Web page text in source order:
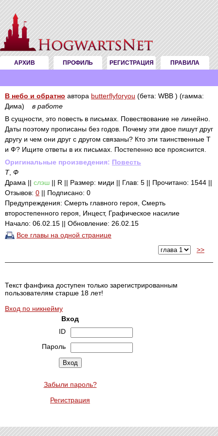
АРХИВ ПРОФИЛЬ РЕГИСТРАЦИЯ ПРАВИЛА
В небо и обратно автора butterflyforyou (бета: WBB ) (гамма:
Дима) в работе
В сущности, это повесть в письмах. Повествование не линейно.
Даты поэтому прописаны без годов. Почему эти двое пишут друг
другу и чем они друг с другом связаны? Кто эти таинственные Т
и Ф? Ищите ответы в их письмах. Постепенно все прояснится.
Оригинальные произведения: Повесть
Т, Ф
Драма || слэш || R || Размер: миди || Глав: 5 || Прочитано: 1544 ||
Отзывов: 0 || Подписано: 0
Предупреждения: Смерть главного героя, Смерть
второстепенного героя, Инцест, Графическое насилие
Начало: 06.02.15 || Обновление: 26.02.15
Все главы на одной странице
>>
Текст фанфика доступен только зарегистрированным
пользователям старше 18 лет!
Вход по никнейму
Вход
ID
Пароль
Забыли пароль?
Регистрация